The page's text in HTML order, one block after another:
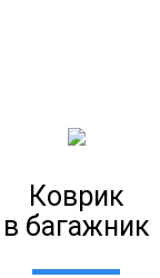
Коврик
в багажник